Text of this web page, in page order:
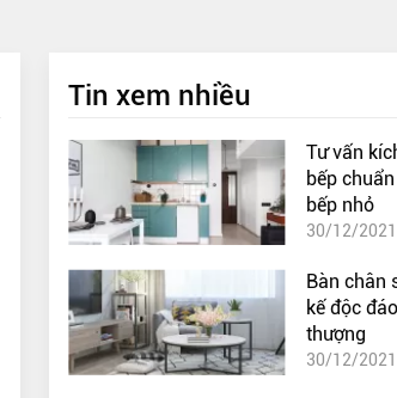
Tin xem nhiều
Tư vấn
bếp
bếp nhỏ
30/12/2021
Bàn chân
kế độc
thượng
30/12/2021